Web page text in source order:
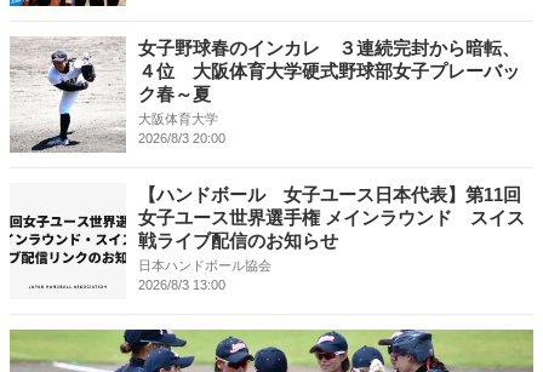
女子野球春のインカレ ３連続完封から暗転、
４位 大阪体育大学硬式野球部女子プレーバッ
ク春～夏
大阪体育大学
2026/8/3 20:00
【ハンドボール 女子ユース日本代表】第11回
女子ユース世界選手権 メインラウンド スイス
戦ライブ配信のお知らせ
日本ハンドボール協会
2026/8/3 13:00